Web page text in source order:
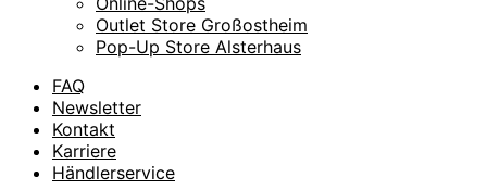
Outlet Store Großostheim
Pop-Up Store Alsterhaus
FAQ
Newsletter
Kontakt
Karriere
Händlerservice